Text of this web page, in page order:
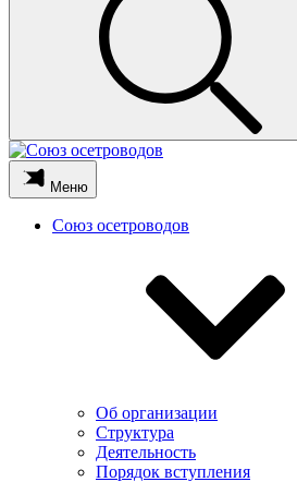
Меню
Союз осетроводов
Об организации
Структура
Деятельность
Порядок вступления